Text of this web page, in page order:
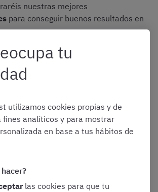
nuestras mejores
para conseguir buenos resultados en
se regula el
de Gestión
por Promoción
Interna?
tu
utilizamos cookies propias y de
fines analíticos y para mostrar
en base a tus hábitos de
las cookies para que tu